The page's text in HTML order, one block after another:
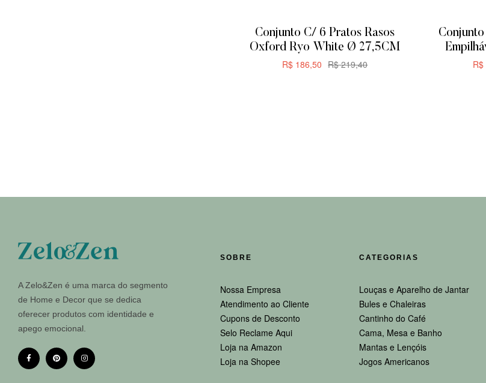
Conjunto C/ 6 Pratos Rasos
Oxford Ryo White Ø 27,5CM
R$219,40
R$ 186,50 R$
A Zelo&Zen é uma marca do segmento
de Home e Decor que se dedica
oferecer produtos com identidade e
apego emocional.
SOBRE
Nossa Empresa
Atendimento ao Cliente
Cupons de Desconto
Selo Reclame Aqui
Loja na Amazon
Loja na Shopee
CATEGORIAS
Louças e Aparelho de Jantar
Bules e Chaleiras
Cantinho do Café
Cama, Mesa e Banho
Mantas e Lençóis
Jogos Americanos